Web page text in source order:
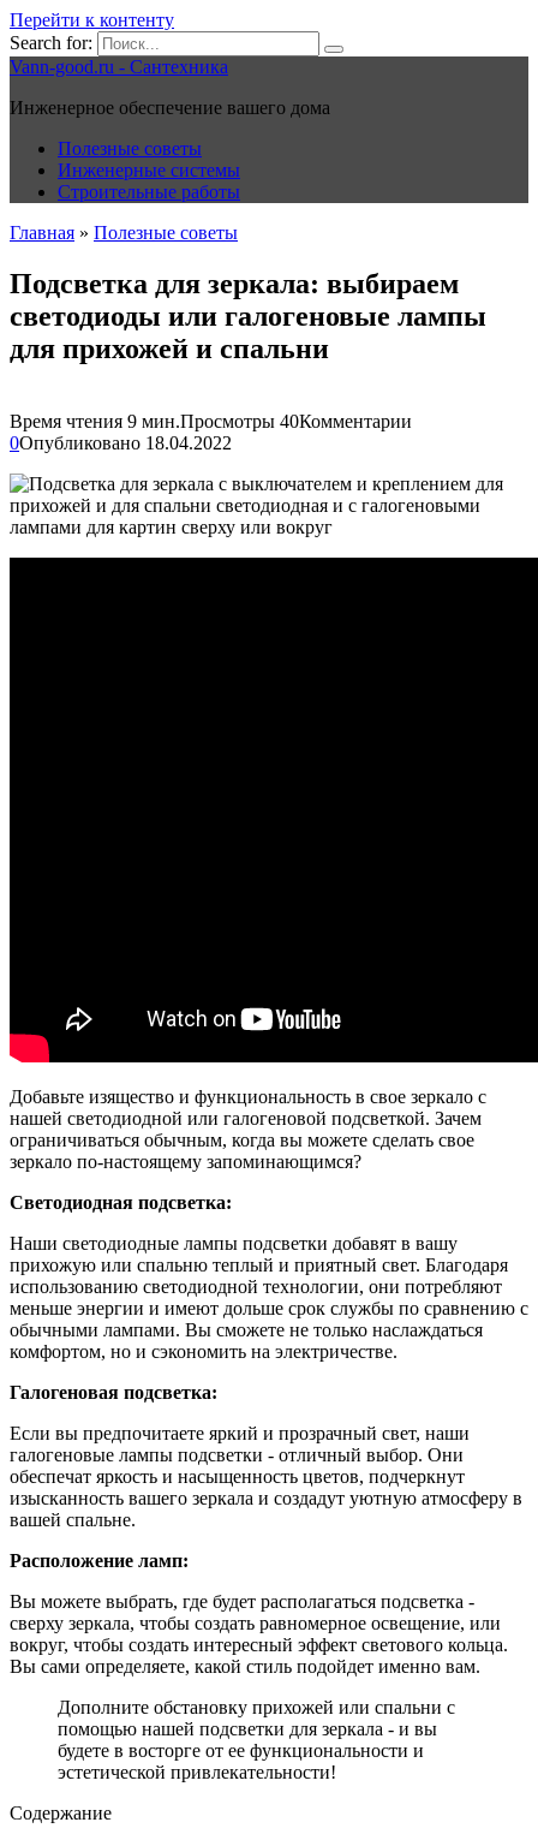
Перейти к контенту
Search for:
Vann-good.ru - Сантехника
Инженерное обеспечение вашего дома
Полезные советы
Инженерные системы
Строительные работы
Главная » Полезные советы
Подсветка для зеркала: выбираем
светодиоды или галогеновые лампы
для прихожей и спальни
Время чтения 9 мин.Просмотры 40Комментарии
0Опубликовано 18.04.2022
Добавьте изящество и функциональность в свое зеркало с
нашей светодиодной или галогеновой подсветкой. Зачем
ограничиваться обычным, когда вы можете сделать свое
зеркало по-настоящему запоминающимся?
Светодиодная подсветка:
Наши светодиодные лампы подсветки добавят в вашу
прихожую или спальню теплый и приятный свет. Благодаря
использованию светодиодной технологии, они потребляют
меньше энергии и имеют дольше срок службы по сравнению с
обычными лампами. Вы сможете не только наслаждаться
комфортом, но и сэкономить на электричестве.
Галогеновая подсветка:
Если вы предпочитаете яркий и прозрачный свет, наши
галогеновые лампы подсветки - отличный выбор. Они
обеспечат яркость и насыщенность цветов, подчеркнут
изысканность вашего зеркала и создадут уютную атмосферу в
вашей спальне.
Расположение ламп:
Вы можете выбрать, где будет располагаться подсветка -
сверху зеркала, чтобы создать равномерное освещение, или
вокруг, чтобы создать интересный эффект светового кольца.
Вы сами определяете, какой стиль подойдет именно вам.
Дополните обстановку прихожей или спальни с
помощью нашей подсветки для зеркала - и вы
будете в восторге от ее функциональности и
эстетической привлекательности!
Содержание